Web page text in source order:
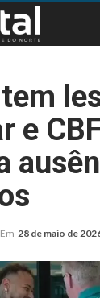
e
Em 28 de maio de